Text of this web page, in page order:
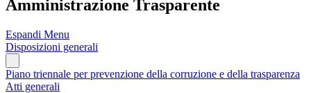
Amministrazione Trasparente
Espandi Menu
Disposizioni generali
Piano triennale per prevenzione della corruzione e della trasparenza
Atti generali